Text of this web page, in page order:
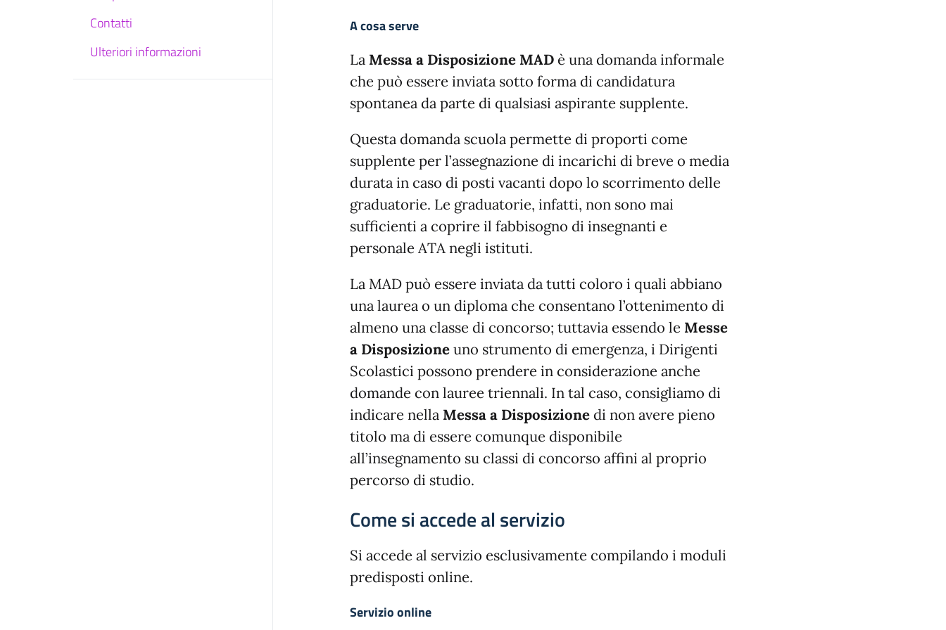
Contatti
Ulteriori informazioni
A cosa serve
La Messa a Disposizione MADè una domanda informale
che può essere inviata sotto forma di candidatura
spontanea da parte di qualsiasi aspirante supplente.
Questa domanda scuola permette di proporti come
supplente per l’assegnazione di incarichi di breve o media
durata in caso di posti vacanti dopo lo scorrimento delle
graduatorie. Le graduatorie, infatti, non sono mai
sufficienti a coprire il fabbisogno di insegnanti e
personale ATA negli istituti.
La MAD può essere inviata da tutti coloro i quali abbiano
una laurea o un diploma che consentano l’ottenimento di
almeno una classe di concorso; tuttavia essendo le Messe
a Disposizioneuno strumento di emergenza, i Dirigenti
Scolastici possono prendere in considerazione anche
domande con lauree triennali. In tal caso, consigliamo di
indicare nella Messa a Disposizionedi non avere pieno
titolo ma di essere comunque disponibile
all’insegnamento su classi di concorso affini al proprio
percorso di studio.
Come si accede al servizio
Si accede al servizio esclusivamente compilando i moduli
predisposti online.
Servizio online